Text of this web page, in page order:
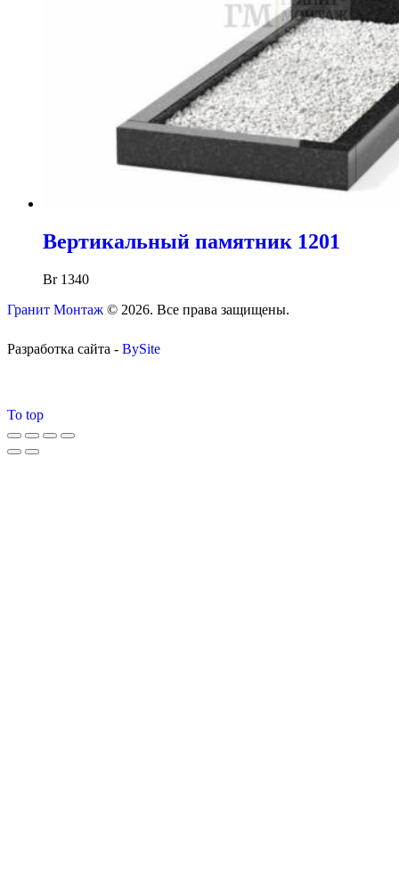
Вертикальный памятник 1201
Br1340
Гранит Монтаж © 2026. Все права защищены.
Разработка сайта - BySite
To top